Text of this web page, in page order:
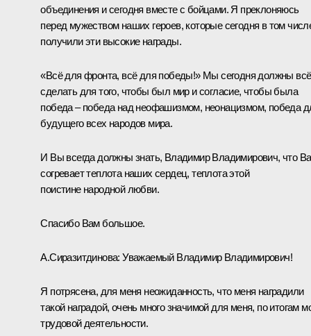
объединения и сегодня вместе с бойцами. Я преклоняюсь
перед мужеством наших героев, которые сегодня в том
получили эти высокие награды.
«Всё для фронта, всё для победы!» Мы сегодня должны всё
сделать для того, чтобы был мир и согласие, чтобы была
победа – победа над неофашизмом, неонацизмом, победа
будущего всех народов мира.
И Вы всегда должны знать, Владимир Владимирович, что
согревает теплота наших сердец, теплота этой
поистине народной любви.
Спасибо Вам большое.
А.Сиразитдинова: Уважаемый Владимир Владимирович!
Я потрясена, для меня неожиданность, что меня наградили
такой наградой, очень много значимой для меня, по итогам
трудовой деятельности.